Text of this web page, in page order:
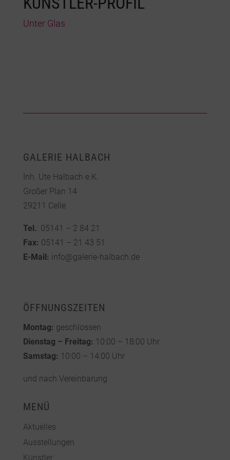
Unter Glas
GALERIE HALBACH
Inh. Ute Halbach e.K.
Großer Plan 14
29211 Celle
Tel.: 05141 – 2 84 21
Fax: 05141 – 21 43 51
E-Mail: info@galerie-halbach.de
ÖFFNUNGSZEITEN
Montag: geschlossen
Dienstag – Freitag: 10:00 – 18:00 Uhr
Samstag: 10:00 – 14:00 Uhr
und nach Vereinbarung
MENÜ
Aktuelles
Ausstellungen
Künstler